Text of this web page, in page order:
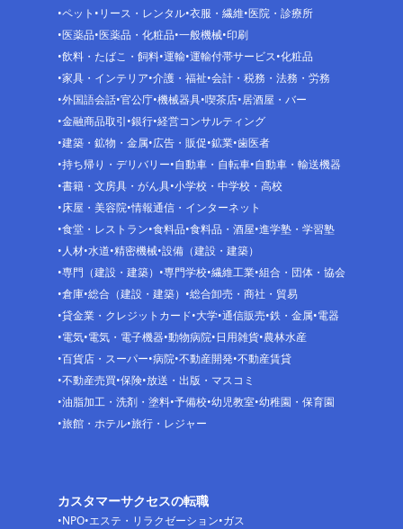
ペット リース・レンタル 衣服・繊維 医院・診療所
医薬品 医薬品・化粧品 一般機械 印刷
飲料・たばこ・飼料 運輸 運輸付帯サービス 化粧品
家具・インテリア 介護・福祉 会計・税務・法務・労務
外国語会話 官公庁 機械器具 喫茶店 居酒屋・バー
金融商品取引 銀行 経営コンサルティング
建築・鉱物・金属 広告・販促 鉱業 歯医者
持ち帰り・デリバリー 自動車・自転車 自動車・輸送機器
書籍・文房具・がん具 小学校・中学校・高校
床屋・美容院 情報通信・インターネット
食堂・レストラン 食料品 食料品・酒屋 進学塾・学習塾
人材 水道 精密機械 設備（建設・建築）
専門（建設・建築）
専門学校 繊維工業 組合・団体・協会
倉庫 総合（建設・建築）
総合卸売・商社・貿易
貸金業・クレジットカード 大学 通信販売 鉄・金属 電器
電気 電気・電子機器 動物病院 日用雑貨 農林水産
百貨店・スーパー 病院 不動産開発 不動産賃貸
不動産売買 保険 放送・出版・マスコミ
油脂加工・洗剤・塗料 予備校 幼児教室 幼稚園・保育園
旅館・ホテル 旅行・レジャー
カスタマーサクセスの転職
NPO エステ・リラクゼーション ガス